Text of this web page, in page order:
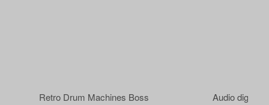
Retro Drum Machines Boss Audio